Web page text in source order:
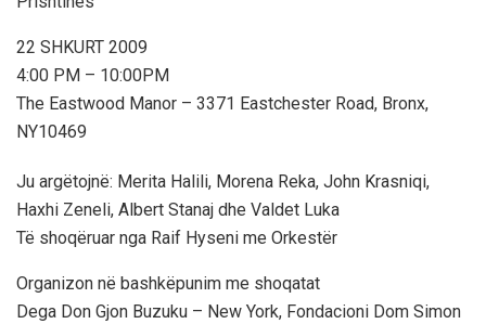
22 SHKURT 2009
4:00 PM – 10:00PM
The Eastwood Manor – 3371 Eastchester Road, Bronx,
NY10469
Ju argëtojnë: Merita Halili, Morena Reka, John Krasniqi,
Haxhi Zeneli, Albert Stanaj dhe Valdet Luka
Të shoqëruar nga Raif Hyseni me Orkestër
Organizon në bashkëpunim me shoqatat
Dega Don Gjon Buzuku – New York, Fondacioni Dom Simon